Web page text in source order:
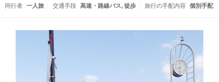
同行者 一人旅 交通手段 高速・路線バス 徒歩 旅行の手配内容 個別手配